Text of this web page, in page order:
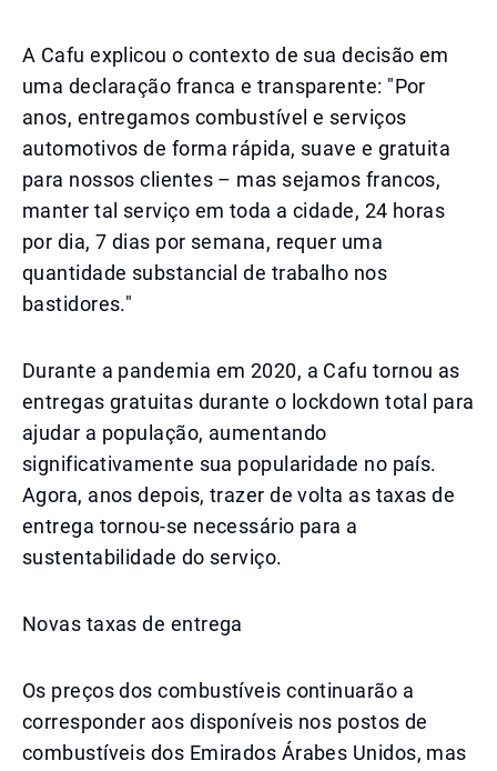
A Cafu explicou o contexto de sua decisão em
uma declaração franca e transparente: "Por
anos, entregamos combustível e serviços
automotivos de forma rápida, suave e gratuita
para nossos clientes – mas sejamos francos,
manter tal serviço em toda a cidade, 24 horas
por dia, 7 dias por semana, requer uma
quantidade substancial de trabalho nos
bastidores."
Durante a pandemia em 2020, a Cafu tornou as
entregas gratuitas durante o lockdown total para
ajudar a população, aumentando
significativamente sua popularidade no país.
Agora, anos depois, trazer de volta as taxas de
entrega tornou-se necessário para a
sustentabilidade do serviço.
Novas taxas de entrega
Os preços dos combustíveis continuarão a
corresponder aos disponíveis nos postos de
combustíveis dos Emirados Árabes Unidos, mas